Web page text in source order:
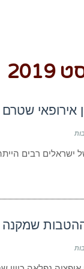
2019
אירופאי
רבים
שמקנה